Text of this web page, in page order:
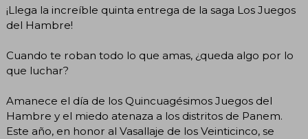
¡Llega la increíble quinta entrega de la saga Los Juegos
del Hambre!
Cuando te roban todo lo que amas, ¿queda algo por lo
que luchar?
Amanece el día de los Quincuagésimos Juegos del
Hambre y el miedo atenaza a los distritos de Panem.
Este año, en honor al Vasallaje de los Veinticinco, se